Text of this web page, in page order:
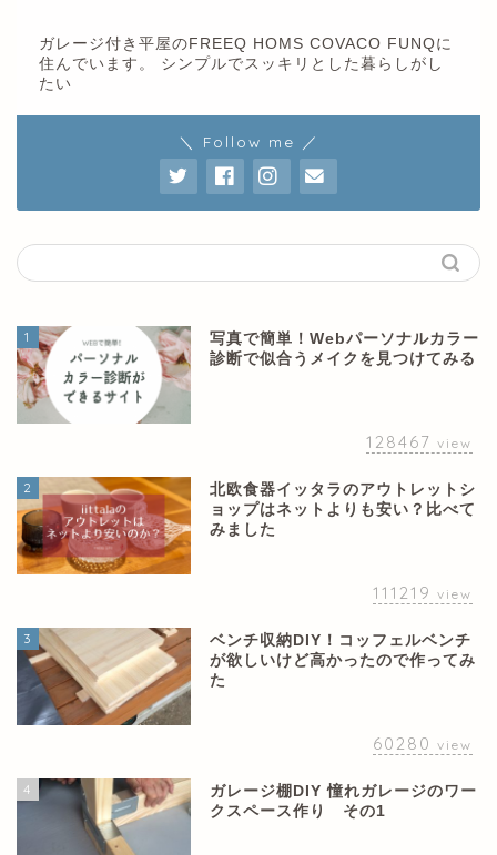
ガレージ付き平屋のFREEQ HOMS COVACO FUNQに
住んでいます。 シンプルでスッキリとした暮らしがし
たい
＼ Follow me ／
1
写真で簡単！Webパーソナルカラー
診断で似合うメイクを見つけてみる
128467 view
2
北欧食器イッタラのアウトレットシ
ョップはネットよりも安い？比べて
みました
111219 view
3
ベンチ収納DIY！コッフェルベンチ
が欲しいけど高かったので作ってみ
た
60280 view
4
ガレージ棚DIY 憧れガレージのワー
クスペース作り その1